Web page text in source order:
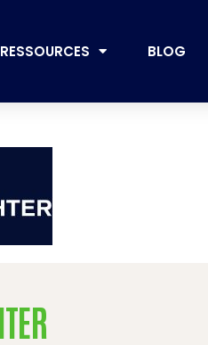
RESSOURCES BLOG